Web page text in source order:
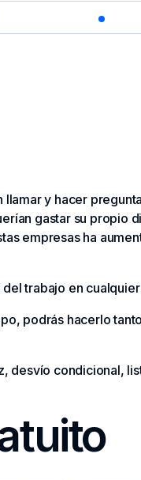
y hacer
gastar su propio
empresas ha
trabajo en
podrás hacerlo
desvío condicional,